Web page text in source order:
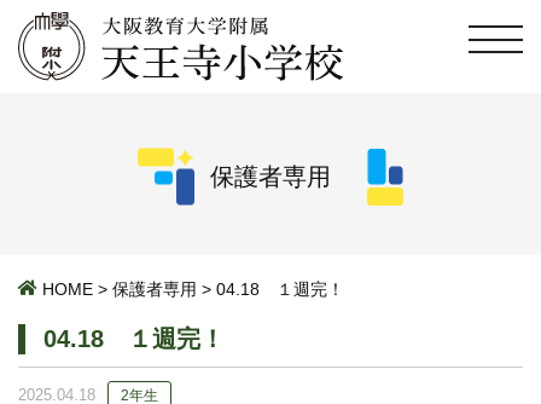
保護者専用
HOME > 保護者専用 > 04.18 １週完！
04.18 １週完！
2025.04.18 2年生